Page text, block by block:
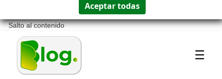
Salto al contenido